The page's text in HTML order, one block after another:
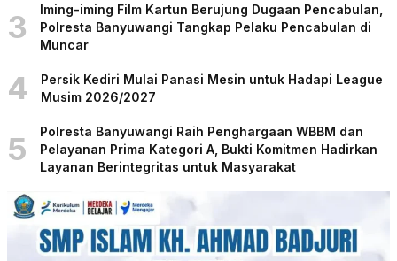
3
Iming-iming Film Kartun Berujung Dugaan Pencabulan,
Polresta Banyuwangi Tangkap Pelaku Pencabulan di
Muncar
4
Persik Kediri Mulai Panasi Mesin untuk Hadapi League
Musim 2026/2027
5
Polresta Banyuwangi Raih Penghargaan WBBM dan
Pelayanan Prima Kategori A, Bukti Komitmen Hadirkan
Layanan Berintegritas untuk Masyarakat